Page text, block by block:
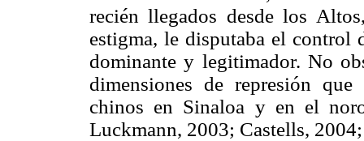
recién llegados desde los
estigma, le disputaba el control
dominante y legitimador. No
dimensiones de represión
chinos en Sinaloa y en el
Luckmann, 2003; Castells,